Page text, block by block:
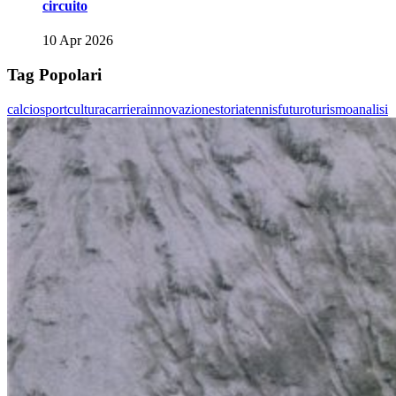
circuito
10 Apr 2026
Tag Popolari
calciosportculturacarrierainnovazionestoriatennisfuturoturismoanalisi